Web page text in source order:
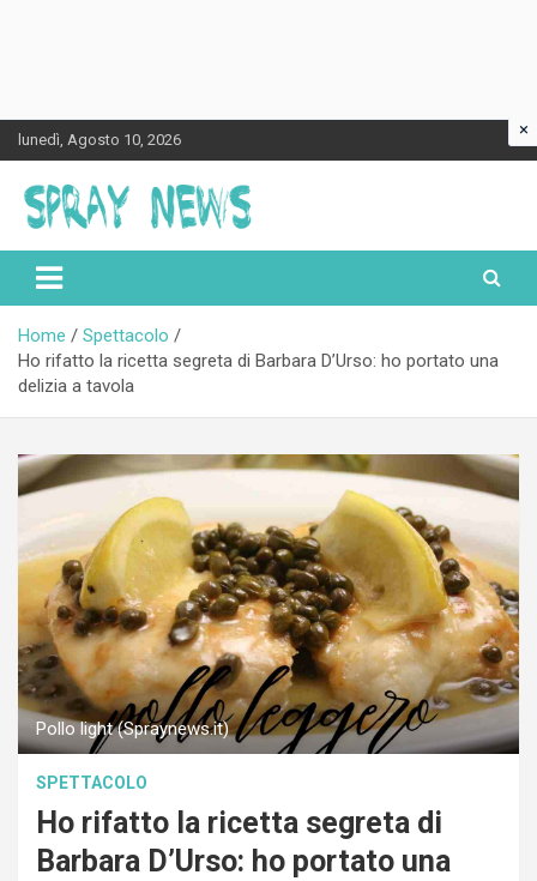
Skip
to
content
lunedì, Agosto 10, 2026
Spraynews.it
Home
Spettacolo
Ho rifatto la ricetta segreta di Barbara D’Urso: ho portato una
delizia a tavola
Pollo light (Spraynews.it)
SPETTACOLO
Ho rifatto la ricetta segreta di
Barbara D’Urso: ho portato una
×